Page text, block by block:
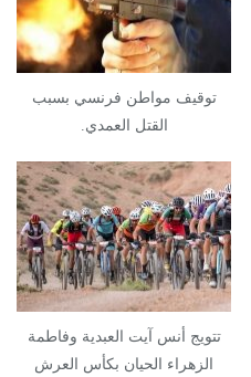
توقيف مواطن فرنسي بسبب
القتل العمدي.
تتويج أنس آيت العبدية وفاطمة
الزهراء الحيان بكأس العرش